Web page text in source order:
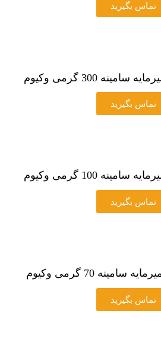
تماس بگیرید
تماس بگیرید
تماس بگیرید
تماس بگیرید